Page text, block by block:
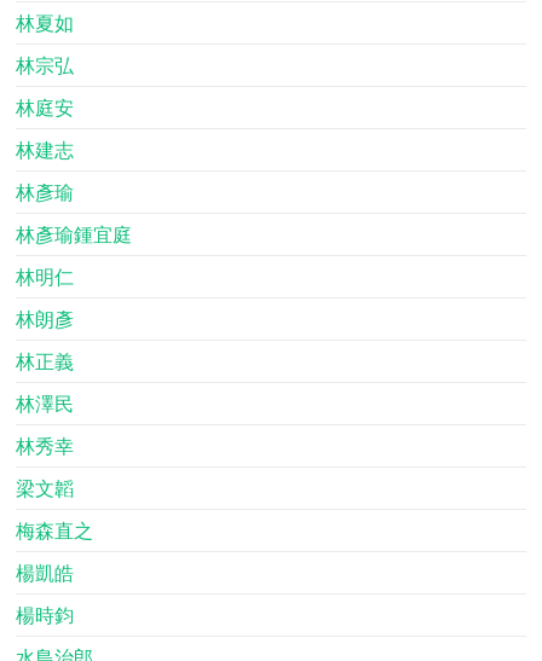
林夏如
林宗弘
林庭安
林建志
林彥瑜
林彥瑜鍾宜庭
林明仁
林朗彥
林正義
林澤民
林秀幸
梁文韜
梅森直之
楊凱皓
楊時鈞
水島治郎